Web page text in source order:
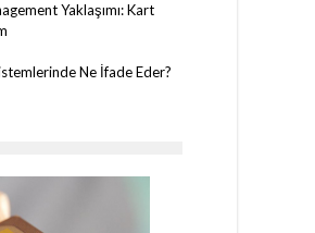
Yaklaşımı: Kart
Ne İfade Eder?